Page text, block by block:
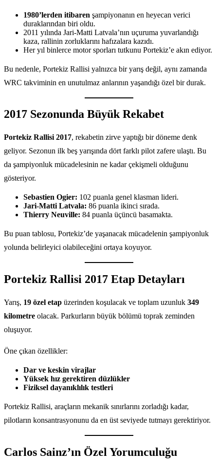
1980’lerden itibaren şampiyonanın en heyecan verici
duraklarından biri oldu.
2011 yılında Jari-Matti Latvala’nın uçuruma yuvarlandığı
kaza, rallinin zorluklarını hafızalara kazıdı.
Her yıl binlerce motor sporları tutkunu Portekiz’e akın ediyor.
Bu nedenle, Portekiz Rallisi yalnızca bir yarış değil, aynı zamanda
WRC takviminin en unutulmaz anlarının yaşandığı özel bir durak.
2017 Sezonunda Büyük Rekabet
Portekiz Rallisi 2017, rekabetin zirve yaptığı bir döneme denk
geliyor. Sezonun ilk beş yarışında dört farklı pilot zafere ulaştı. Bu
da şampiyonluk mücadelesinin ne kadar çekişmeli olduğunu
gösteriyor.
Sebastien Ogier: 102 puanla genel klasman lideri.
Jari-Matti Latvala: 86 puanla ikinci sırada.
Thierry Neuville: 84 puanla üçüncü basamakta.
Bu puan tablosu, Portekiz’de yaşanacak mücadelenin şampiyonluk
yolunda belirleyici olabileceğini ortaya koyuyor.
Portekiz Rallisi 2017 Etap Detayları
Yarış, 19 özel etap üzerinden koşulacak ve toplam uzunluk 349
kilometre olacak. Parkurların büyük bölümü toprak zeminden
oluşuyor.
Öne çıkan özellikler:
Dar ve keskin virajlar
Yüksek hız gerektiren düzlükler
Fiziksel dayanıklılık testleri
Portekiz Rallisi, araçların mekanik sınırlarını zorladığı kadar,
pilotların konsantrasyonunu da en üst seviyede tutmayı gerektiriyor.
Carlos Sainz’ın Özel Yorumculuğu